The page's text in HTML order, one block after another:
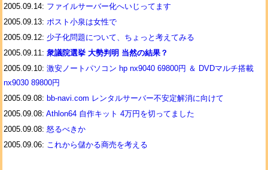
2005.09.14: ファイルサーバー化へいじってます
2005.09.13: ポスト小泉は女性で
2005.09.12: 少子化問題について、ちょっと考えてみる
2005.09.11: 衆議院選挙 大勢判明 当然の結果？
2005.09.10: 激安ノートパソコン hp nx9040 69800円 ＆ DVDマルチ搭載
nx9030 89800円
2005.09.08: bb-navi.com レンタルサーバー不安定解消に向けて
2005.09.08: Athlon64 自作キット 4万円を切ってました
2005.09.08: 怒るべきか
2005.09.06: これから儲かる商売を考える